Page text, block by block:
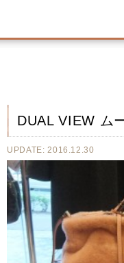
DUAL VIEW ム
UPDATE: 2016.12.30